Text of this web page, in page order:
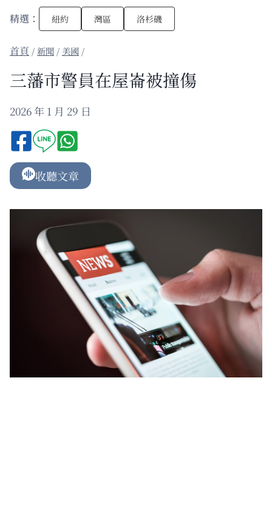
精選： 紐約 灣區 洛杉磯
/新聞 / 美國 /
三藩市警員在屋崙被撞傷
2026 年 1 月 29 日
收聽文章